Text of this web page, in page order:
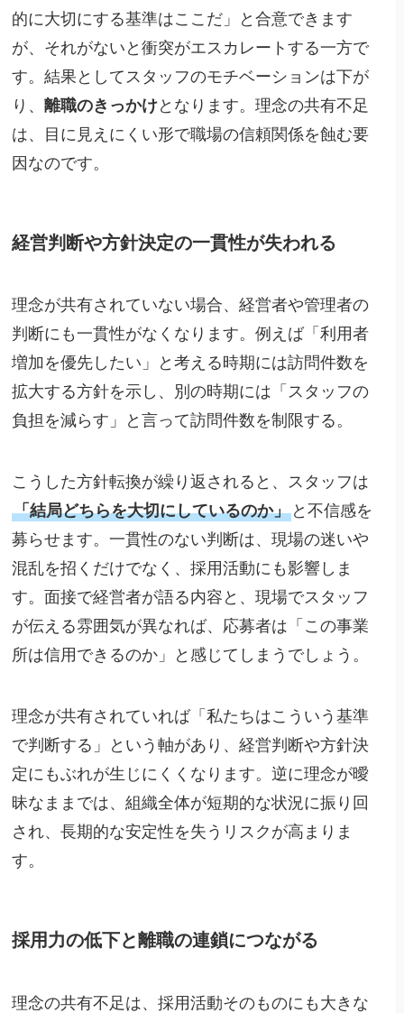
的に大切にする基準はここだ」と合意できます
が、それがないと衝突がエスカレートする一方で
す。結果としてスタッフのモチベーションは下が
り、離職のきっかけとなります。理念の共有不足
は、目に見えにくい形で職場の信頼関係を蝕む要
因なのです。
経営判断や方針決定の一貫性が失われる
理念が共有されていない場合、経営者や管理者の
判断にも一貫性がなくなります。例えば「利用者
増加を優先したい」と考える時期には訪問件数を
拡大する方針を示し、別の時期には「スタッフの
負担を減らす」と言って訪問件数を制限する。
こうした方針転換が繰り返されると、スタッフは
「結局どちらを大切にしているのか」 と不信感を
募らせます。一貫性のない判断は、現場の迷いや
混乱を招くだけでなく、採用活動にも影響しま
す。面接で経営者が語る内容と、現場でスタッフ
が伝える雰囲気が異なれば、応募者は「この事業
所は信用できるのか」と感じてしまうでしょう。
理念が共有されていれば「私たちはこういう基準
で判断する」という軸があり、経営判断や方針決
定にもぶれが生じにくくなります。逆に理念が曖
昧なままでは、組織全体が短期的な状況に振り回
され、長期的な安定性を失うリスクが高まりま
す。
採用力の低下と離職の連鎖につながる
理念の共有不足は、採用活動そのものにも大きな